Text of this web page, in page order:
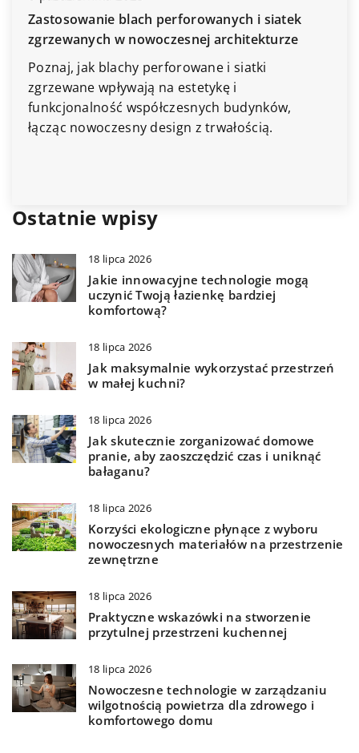
blach perforowanych i siatek
w nowoczesnej architekturze
perforowane i siatki
na estetykę i
współczesnych budynków,
design z trwałością.
18 lipca 2026
przestrzeni
Odkryj, jak
Dowiedz się,
Ostatnie wpisy
18 lipca 2026
Jakie innowacyjne technologie mogą
uczynić Twoją łazienkę bardziej
komfortową?
18 lipca 2026
Jak maksymalnie wykorzystać przestrzeń
w małej kuchni?
18 lipca 2026
Jak skutecznie zorganizować domowe
pranie, aby zaoszczędzić czas i uniknąć
bałaganu?
18 lipca 2026
Korzyści ekologiczne płynące z wyboru
nowoczesnych materiałów na przestrzenie
zewnętrzne
18 lipca 2026
Praktyczne wskazówki na stworzenie
przytulnej przestrzeni kuchennej
18 lipca 2026
Nowoczesne technologie w zarządzaniu
wilgotnością powietrza dla zdrowego i
komfortowego domu